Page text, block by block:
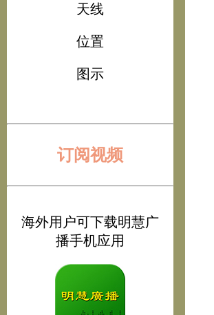
天线
位置
图示
订阅视频
海外用户可下载明慧广
播手机应用